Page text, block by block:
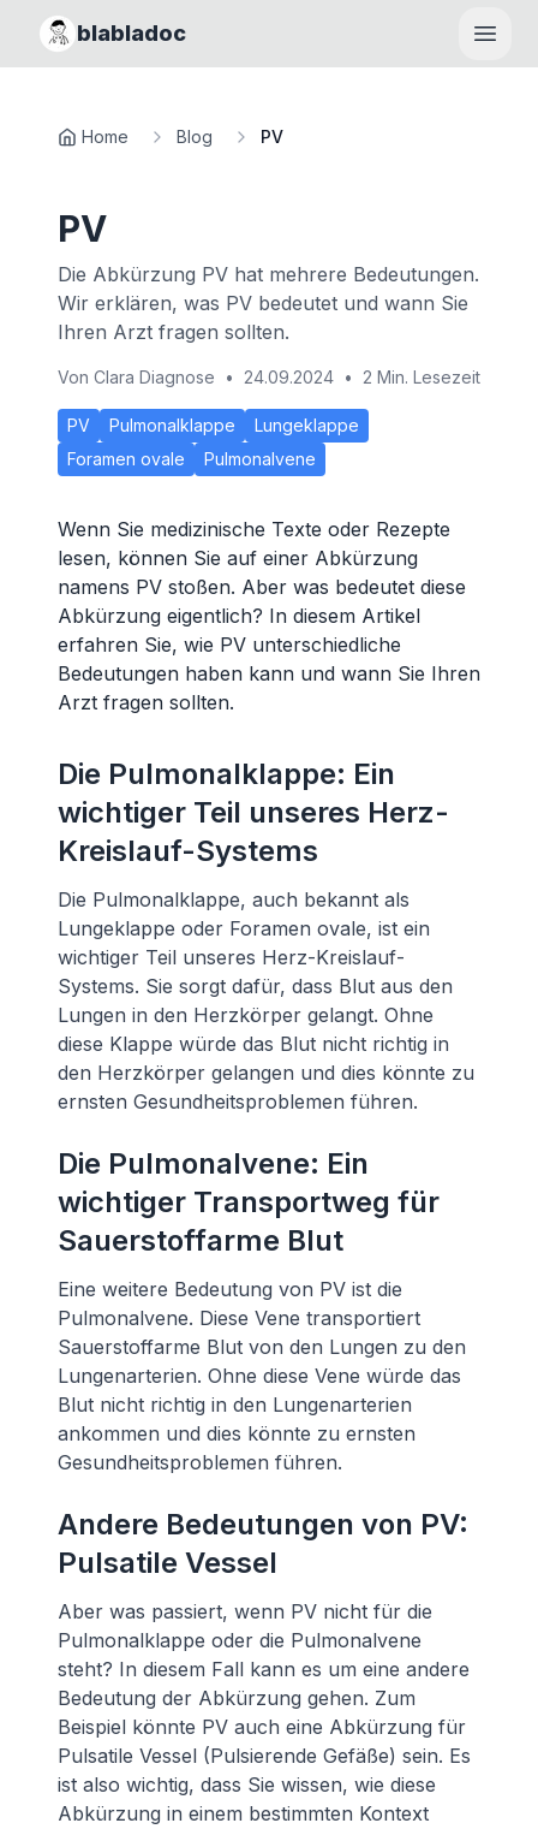
blabladoc
Home Blog PV
PV
Die Abkürzung PV hat mehrere Bedeutungen.
Wir erklären, was PV bedeutet und wann Sie
Ihren Arzt fragen sollten.
Von Clara Diagnose • 24.09.2024 • 2 Min. Lesezeit
PV Pulmonalklappe
Lungeklappe
Foramen ovale
Pulmonalvene
Wenn Sie medizinische Texte oder Rezepte
lesen, können Sie auf einer Abkürzung
namens PV stoßen. Aber was bedeutet diese
Abkürzung eigentlich? In diesem Artikel
erfahren Sie, wie PV unterschiedliche
Bedeutungen haben kann und wann Sie Ihren
Arzt fragen sollten.
Die Pulmonalklappe: Ein
wichtiger Teil unseres Herz-
Kreislauf-Systems
Die Pulmonalklappe, auch bekannt als
Lungeklappe oder Foramen ovale, ist ein
wichtiger Teil unseres Herz-Kreislauf-
Systems. Sie sorgt dafür, dass Blut aus den
Lungen in den Herzkörper gelangt. Ohne
diese Klappe würde das Blut nicht richtig in
den Herzkörper gelangen und dies könnte zu
ernsten Gesundheitsproblemen führen.
Die Pulmonalvene: Ein
wichtiger Transportweg für
Sauerstoffarme Blut
Eine weitere Bedeutung von PV ist die
Pulmonalvene. Diese Vene transportiert
Sauerstoffarme Blut von den Lungen zu den
Lungenarterien. Ohne diese Vene würde das
Blut nicht richtig in den Lungenarterien
ankommen und dies könnte zu ernsten
Gesundheitsproblemen führen.
Andere Bedeutungen von PV:
Pulsatile Vessel
Aber was passiert, wenn PV nicht für die
Pulmonalklappe oder die Pulmonalvene
steht? In diesem Fall kann es um eine andere
Bedeutung der Abkürzung gehen. Zum
Beispiel könnte PV auch eine Abkürzung für
Pulsatile Vessel (Pulsierende Gefäße) sein. Es
ist also wichtig, dass Sie wissen, wie diese
Abkürzung in einem bestimmten Kontext